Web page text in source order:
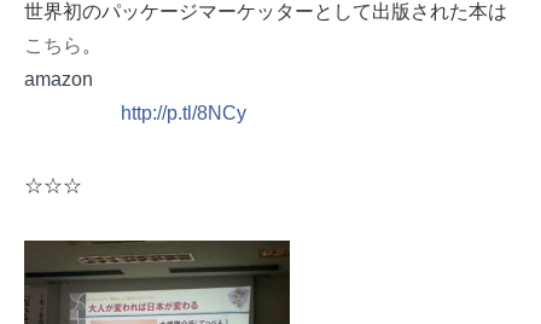
世界初のパッケージマーケッターとして出版された本は
こちら 。
amazon
http://p.tl/8NCy
☆☆☆